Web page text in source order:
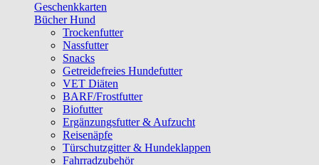
Geschenkkarten
Bücher Hund
Trockenfutter
Nassfutter
Snacks
Getreidefreies Hundefutter
VET Diäten
BARF/Frostfutter
Biofutter
Ergänzungsfutter & Aufzucht
Reisenäpfe
Türschutzgitter & Hundeklappen
Fahrradzubehör